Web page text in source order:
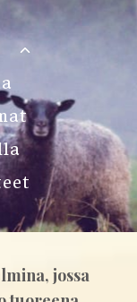
Toggle
menu
jossa